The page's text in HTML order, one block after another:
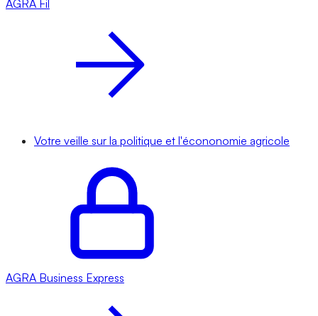
AGRA Fil
Votre veille sur la politique et l'écononomie agricole
AGRA Business Express